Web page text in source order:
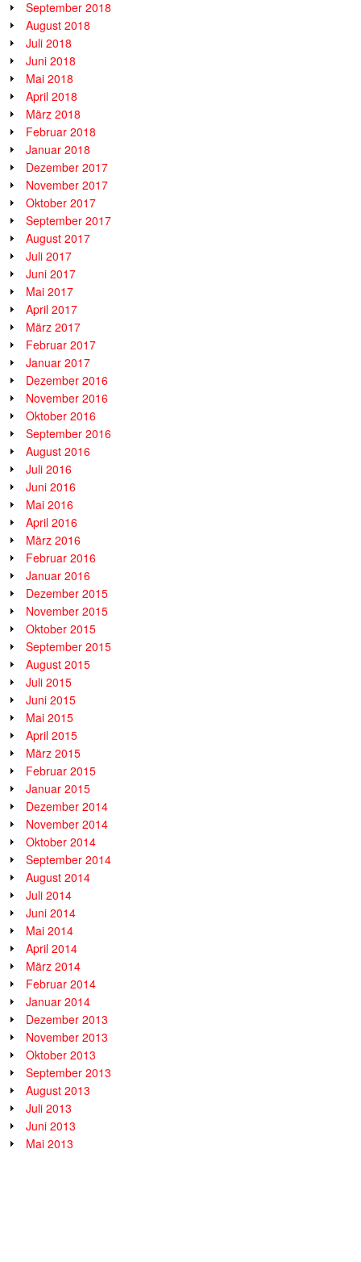
September 2018
August 2018
Juli 2018
Juni 2018
Mai 2018
April 2018
März 2018
Februar 2018
Januar 2018
Dezember 2017
November 2017
Oktober 2017
September 2017
August 2017
Juli 2017
Juni 2017
Mai 2017
April 2017
März 2017
Februar 2017
Januar 2017
Dezember 2016
November 2016
Oktober 2016
September 2016
August 2016
Juli 2016
Juni 2016
Mai 2016
April 2016
März 2016
Februar 2016
Januar 2016
Dezember 2015
November 2015
Oktober 2015
September 2015
August 2015
Juli 2015
Juni 2015
Mai 2015
April 2015
März 2015
Februar 2015
Januar 2015
Dezember 2014
November 2014
Oktober 2014
September 2014
August 2014
Juli 2014
Juni 2014
Mai 2014
April 2014
März 2014
Februar 2014
Januar 2014
Dezember 2013
November 2013
Oktober 2013
September 2013
August 2013
Juli 2013
Juni 2013
Mai 2013